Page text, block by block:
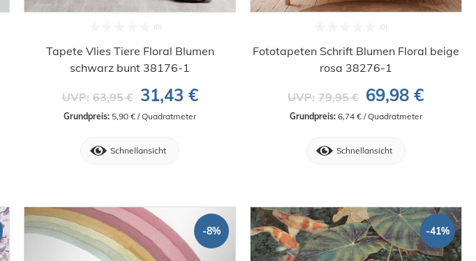
Tapete Vlies Tiere Floral Blumen
schwarz bunt 38176-1
UVP: 63,95 € 31,43 €
Grundpreis: 5,90 € / Quadratmeter
Schnellansicht
Fototapeten Schrift Blumen Floral beige
rosa 38276-1
UVP: 79,95 € 69,98 €
Grundpreis: 6,74 € / Quadratmeter
Schnellansicht
-8% -41%